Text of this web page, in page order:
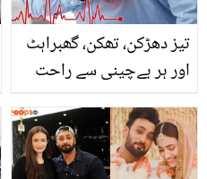
تیز دھڑکن، تھکن، گھبراہٹ
اور ہر بےچینی سے راحت
بہترین گھریلو ریمیڈی جو
آپ کو ریلیف دے